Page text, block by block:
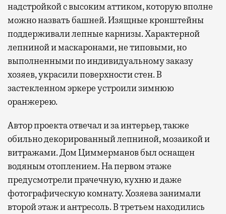
надстройкой с высоким аттиком, которую вполне
можно назвать башней. Изящные кронштейны
поддерживали лепные карнизы. Характерной
лепниной и маскаронами, не типовыми, но
выполненными по индивидуальному заказу
хозяев, украсили поверхности стен. В
застекленном эркере устроили зимнюю
оранжерею.
Автор проекта отвечал и за интерьер, также
обильно декорированный лепниной, мозаикой и
витражами. Дом Циммерманов был оснащен
водяным отоплением. На первом этаже
предусмотрели прачечную, кухню и даже
фотографическую комнату. Хозяева занимали
второй этаж и антресоль. В третьем находились